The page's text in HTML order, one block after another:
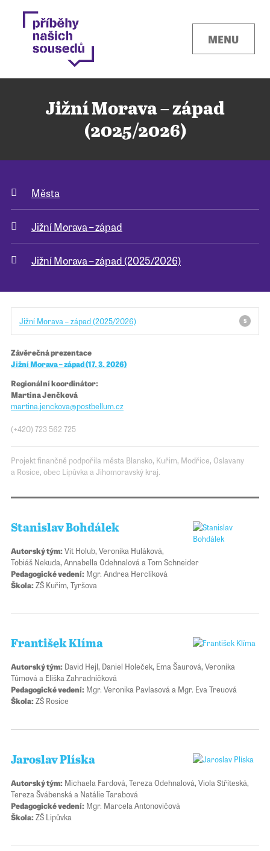
MENU
Kontakty
Místa
O projektu
Pro města
Příběhy našich sousedů
Jižní Morava – západ
(2025/2026)
Města
Jižní Morava – západ
Jižní Morava – západ (2025/2026)
Jižní Morava – západ (2025/2026) 5
Závěrečná prezentace
Jižní Morava – západ (17. 3. 2026)
Regionální koordinátor:
Martina Jenčková
martina.jenckova@​​postbellum.cz
(+420) 723 562 725
Projekt finančně podpořila města Blansko, Kuřim, Modřice, Oslavany
a Rosice, obec Lipůvka a Jihomoravský kraj.
Stanislav Bohdálek
Autorský tým:Vít Holub, Veronika Huláková,
Tobiáš Nekuda, Annabella Odehnalová a Tom Schneider
Pedagogické vedení: Mgr. Andrea Herclíková
Škola:ZŠ Kuřim, Tyršova
František Klíma
Autorský tým: David Hejl, Daniel Holeček, Ema Šaurová, Veronika
Tůmová a Eliška Zahradníčková
Pedagogické vedení: Mgr. Veronika Pavlasová a Mgr. Eva Treuová
Škola:ZŠ Rosice
Jaroslav Plíska
Autorský tým: Michaela Fardová, Tereza Odehnalová, Viola Stříteská,
Tereza Švábenská a Natálie Tarabová
Pedagogické vedení: Mgr. Marcela Antonovičová
Škola:ZŠ Lipůvka